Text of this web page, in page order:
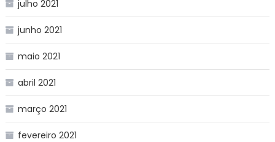
julho 2021
junho 2021
maio 2021
abril 2021
março 2021
fevereiro 2021